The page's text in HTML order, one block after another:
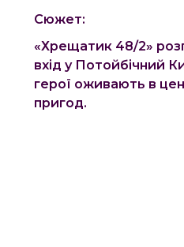
Сюжет:
«Хрещатик 48/2»
вхід у Потойбічний
герої оживають в
пригод.